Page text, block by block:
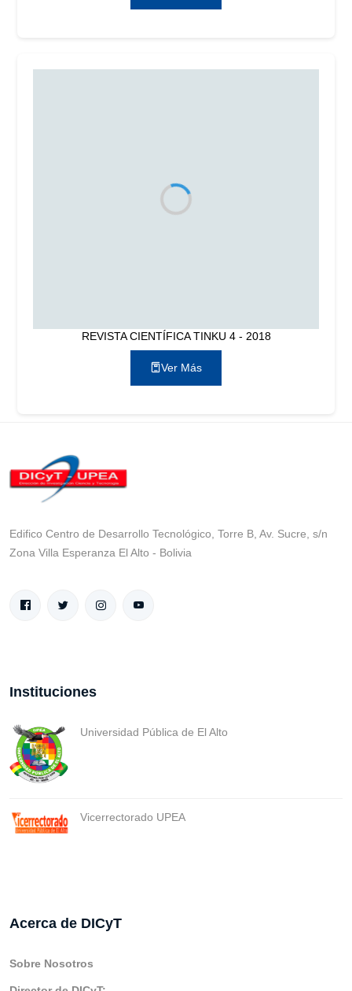
REVISTA CIENTÍFICA TINKU 4 - 2018
Ver Más
Edifico Centro de Desarrollo Tecnológico, Torre B, Av. Sucre, s/n
Zona Villa Esperanza El Alto - Bolivia
Instituciones
Universidad Pública de El Alto
Vicerrectorado UPEA
Acerca de DICyT
Sobre Nosotros